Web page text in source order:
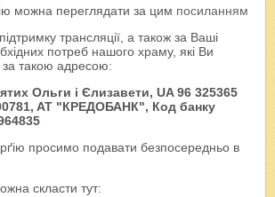
можна переглядати за цим посиланням
трансляції, а також за Ваші
потреб нашого храму, які Ви
за такою адресою:
Ольги і Єлизавети, UA 96 325365
AT "КРЕДОБАНК", Код банку
просимо подавати безпосередньо в
скласти тут: